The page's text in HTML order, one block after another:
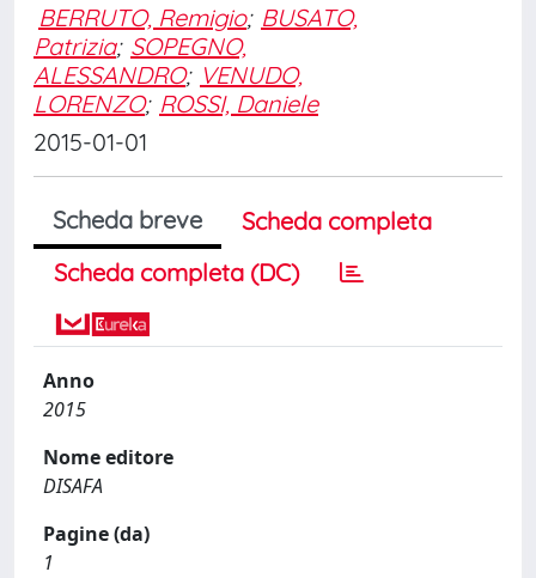
BERRUTO, Remigio; BUSATO,
Patrizia; SOPEGNO,
ALESSANDRO; VENUDO,
LORENZO; ROSSI, Daniele
2015-01-01
Scheda breve
Scheda completa
Scheda completa (DC)
Anno
2015
Nome editore
DISAFA
Pagine (da)
1